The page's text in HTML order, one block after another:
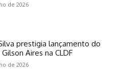
de 2026
prestigia lançamento do
Aires na CLDF
de 2026